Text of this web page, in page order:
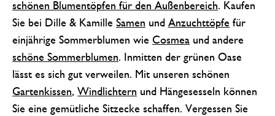
schönen Blumentöpfen für den Außenbereich. Kaufen
Sie bei Dille & Kamille Samen und Anzuchttöpfe für
einjährige Sommerblumen wie Cosmea und andere
schöne Sommerblumen. Inmitten der grünen Oase
lässt es sich gut verweilen. Mit unseren schönen
Gartenkissen, Windlichtern und Hängesesseln können
Sie eine gemütliche Sitzecke schaffen. Vergessen Sie